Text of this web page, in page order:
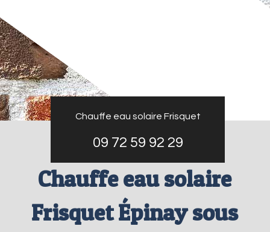
Chauffe eau solaire Frisquet
09 72 59 92 29
Chauffe eau solaire
Frisquet Épinay sous